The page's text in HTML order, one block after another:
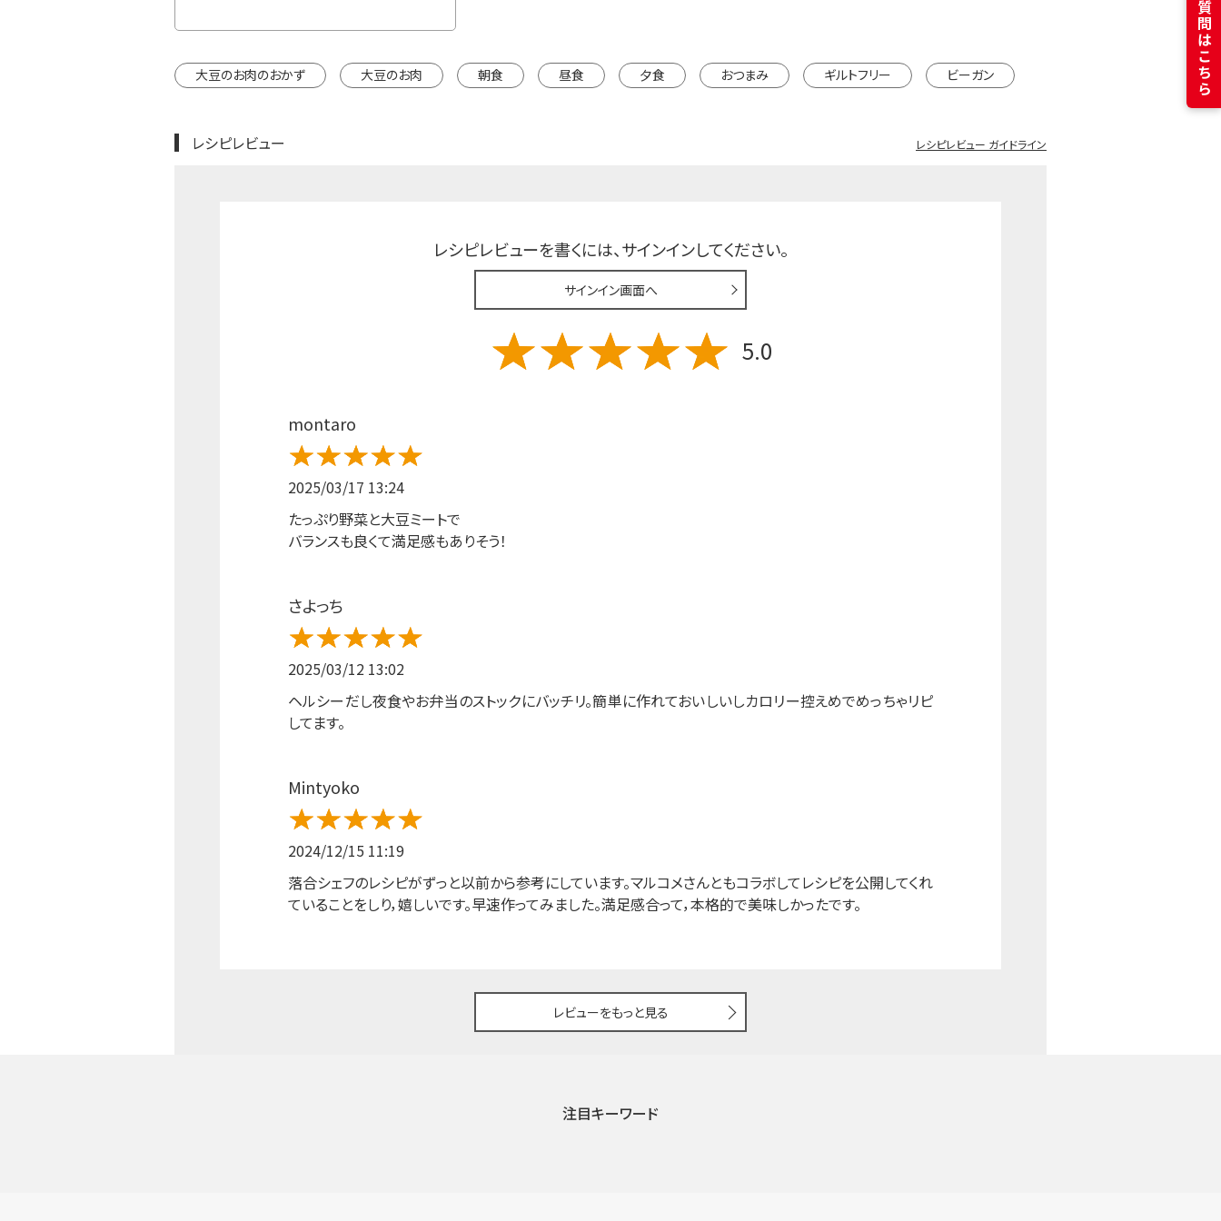
大豆のお肉のおかず 大豆のお肉 朝食 昼食 夕食 おつまみ ギルトフリー ビーガン
レシピレビュー レシピレビュー ガイドライン
レシピレビューを書くには、サインインしてください。
サインイン画面へ
5.0
montaro
2025/03/17 13:24
たっぷり野菜と大豆ミートで
バランスも良くて満足感もありそう！
さよっち
2025/03/12 13:02
ヘルシーだし夜食やお弁当のストックにバッチリ。簡単に作れておいしいしカロリー控えめでめっちゃリピ
してます。
Mintyoko
2024/12/15 11:19
落合シェフのレシピがずっと以前から参考にしています。マルコメさんともコラボしてレシピを公開してくれ
ていることをしり，嬉しいです。早速作ってみました。満足感合って，本格的で美味しかったです。
レビューをもっと見る
注目キーワード